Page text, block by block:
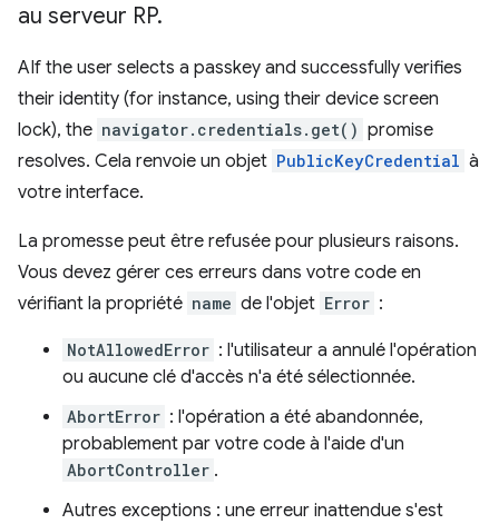
au serveur RP.
AIf the user selects a passkey and successfully verifies
their identity (for instance, using their device screen
lock), the navigator.credentials.get() promise
resolves. Cela renvoie un objet PublicKeyCredential à
votre interface.
La promesse peut être refusée pour plusieurs raisons.
Vous devez gérer ces erreurs dans votre code en
vérifiant la propriété name de l'objet Error :
NotAllowedError : l'utilisateur a annulé l'opération
ou aucune clé d'accès n'a été sélectionnée.
AbortError : l'opération a été abandonnée,
probablement par votre code à l'aide d'un
AbortController .
Autres exceptions : une erreur inattendue s'est